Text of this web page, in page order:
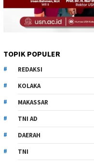
TOPIK POPULER
REDAKSI
KOLAKA
MAKASSAR
TNI AD
DAERAH
TNI